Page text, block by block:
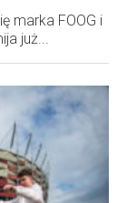
marka FOOG i
już...